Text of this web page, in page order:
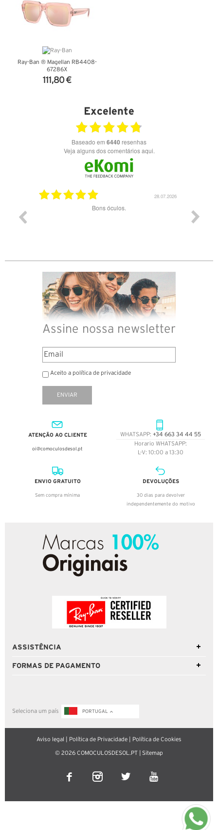
Ray-Ban ® Magellan RB4408-
67286X
111,80 €
Excelente
Baseado em 6440 resenhas
Veja alguns dos comentários aqui.
28.07.2026
Bons óculos.
Assine nossa newsletter
Aceito a política de privacidade
ENVIAR
ATENÇÃO AO CLIENTE
oi@comoculosdesol.pt
WHATSAPP: +34 663 34 44 55
Horario WHATSAPP:
L-V: 10:00 a 13:30
ENVIO GRATUITO
Sem compra mínima
DEVOLUÇÕES
30 dias para devolver
independentemente do motivo
ASSISTÊNCIA
FORMAS DE PAGAMENTO
Seleciona um país PORTUGAL
Aviso legal Política de Privacidade Política de Cookies
© 2026 COMOCULOSDESOL.PT | Sitemap